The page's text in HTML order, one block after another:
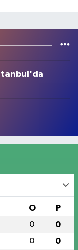
O P
0 0
0 0